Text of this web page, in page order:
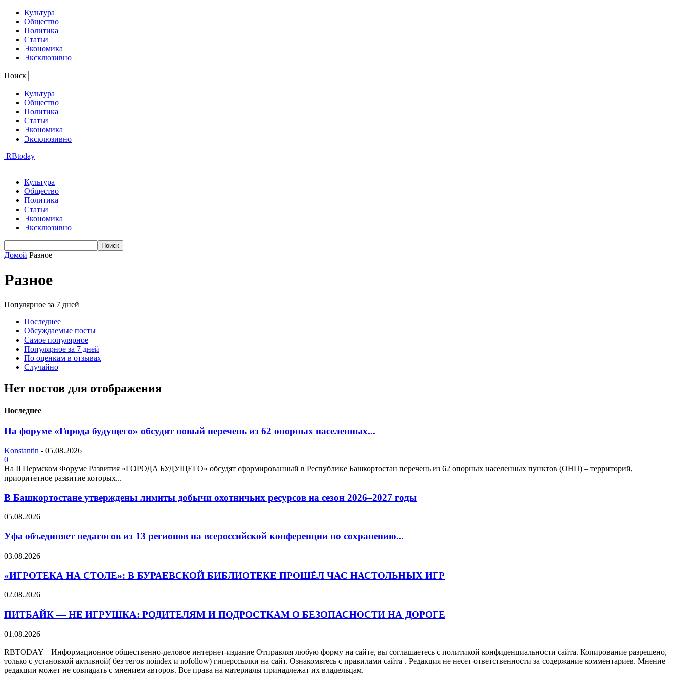
Культура
Общество
Политика
Статьи
Экономика
Эксклюзивно
Поиск
Культура
Общество
Политика
Статьи
Экономика
Эксклюзивно
RBtoday
Культура
Общество
Политика
Статьи
Экономика
Эксклюзивно
Домой Разное
Разное
Популярное за 7 дней
Последнее
Обсуждаемые посты
Самое популярное
Популярное за 7 дней
По оценкам в отзывах
Случайно
Нет постов для отображения
Последнее
На форуме «Города будущего» обсудят новый перечень из 62 опорных населенных...
Konstantin - 05.08.2026
0
На II Пермском Форуме Развития «ГОРОДА БУДУЩЕГО» обсудят сформированный в Республике Башкортостан перечень из 62 опорных населенных пунктов (ОНП) – территорий,
приоритетное развитие которых...
В Башкортостане утверждены лимиты добычи охотничьих ресурсов на сезон 2026–2027 годы
05.08.2026
Уфа объединяет педагогов из 13 регионов на всероссийской конференции по сохранению...
03.08.2026
«ИГРОТЕКА НА СТОЛЕ»: В БУРАЕВСКОЙ БИБЛИОТЕКЕ ПРОШЁЛ ЧАС НАСТОЛЬНЫХ ИГР
02.08.2026
ПИТБАЙК — НЕ ИГРУШКА: РОДИТЕЛЯМ И ПОДРОСТКАМ О БЕЗОПАСНОСТИ НА ДОРОГЕ
01.08.2026
RBTODAY – Информационное общественно-деловое интернет-издание Отправляя любую форму на сайте, вы соглашаетесь с политикой конфиденциальности сайта. Копирование разрешено,
только с установкой активной( без тегов noindex и nofollow) гиперссылки на сайт. Ознакомьтесь с правилами сайта . Редакция не несет ответственности за содержание комментариев. Мнение
редакции может не совпадать с мнением авторов. Все права на материалы принадлежат их владельцам.